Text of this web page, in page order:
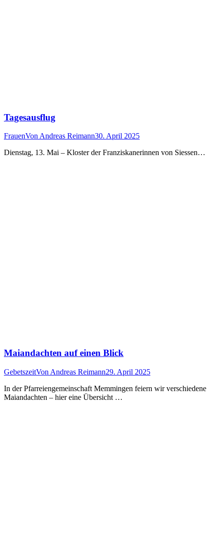
Tagesausflug
FrauenVon Andreas Reimann30. April 2025
Dienstag, 13. Mai – Kloster der Franziskanerinnen von Siessen…
Maiandachten auf einen Blick
GebetszeitVon Andreas Reimann29. April 2025
In der Pfarreiengemeinschaft Memmingen feiern wir verschiedene
Maiandachten – hier eine Übersicht …